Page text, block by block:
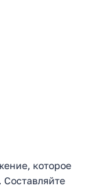
которое